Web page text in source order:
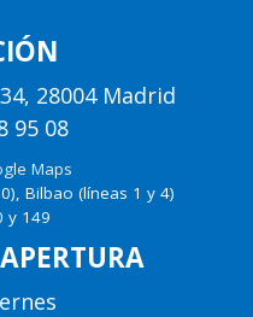
28004 Madrid
95 08
Maps
Bilbao (líneas 1 y 4)
y 149